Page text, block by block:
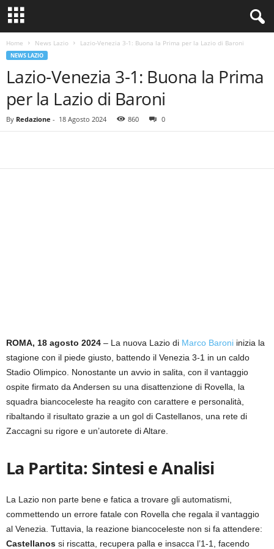
Home News Lazio Lazio-Venezia 3-1: Buona la Prima per la Lazio di Baroni
NEWS LAZIO
Lazio-Venezia 3-1: Buona la Prima
per la Lazio di Baroni
By Redazione - 18 Agosto 2024 860 0
ROMA, 18 agosto 2024 – La nuova Lazio di Marco Baroni inizia la
stagione con il piede giusto, battendo il Venezia 3-1 in un caldo
Stadio Olimpico. Nonostante un avvio in salita, con il vantaggio
ospite firmato da Andersen su una disattenzione di Rovella, la
squadra biancoceleste ha reagito con carattere e personalità,
ribaltando il risultato grazie a un gol di Castellanos, una rete di
Zaccagni su rigore e un’autorete di Altare.
La Partita: Sintesi e Analisi
La Lazio non parte bene e fatica a trovare gli automatismi,
commettendo un errore fatale con Rovella che regala il vantaggio
al Venezia. Tuttavia, la reazione biancoceleste non si fa attendere:
Castellanos si riscatta, recupera palla e insacca l’1-1, facendo